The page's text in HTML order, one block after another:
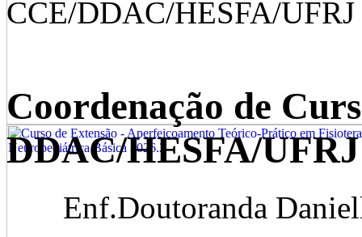
CCE/DDAC/HESFA/UFRJ
Coordenação de
DDAC/HESFA/UFRJ
Enf.Doutoranda